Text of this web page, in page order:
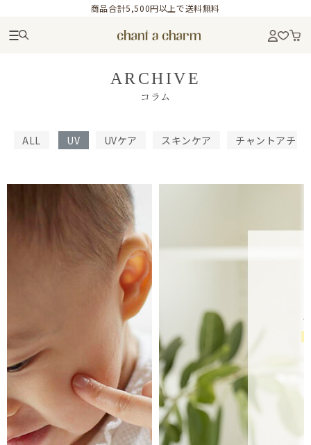
商品合計5,500円以上で送料無料
ARCHIVE
コラム
ALL UV UVケア スキンケア チャントアチャ